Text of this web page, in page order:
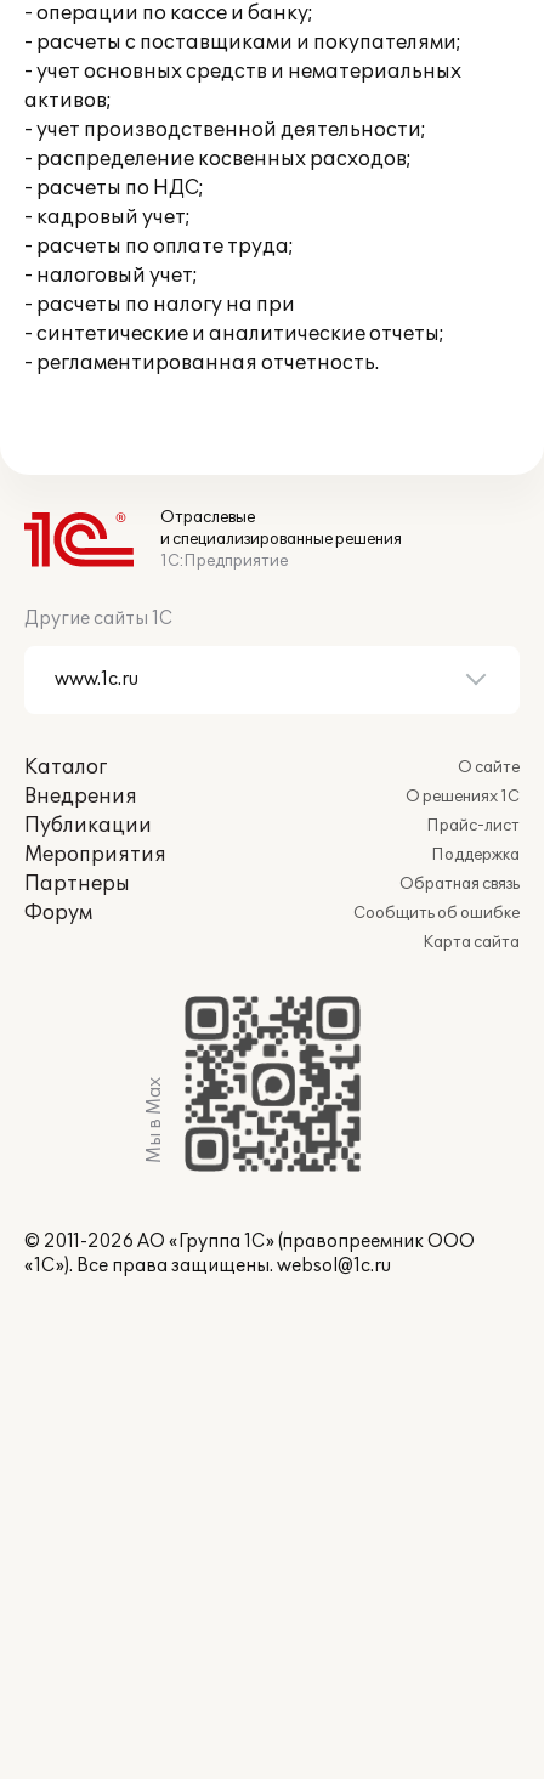
- операции по кассе и банку;
- расчеты с поставщиками и покупателями;
- учет основных средств и нематериальных
активов;
- учет производственной деятельности;
- распределение косвенных расходов;
- расчеты по НДС;
- кадровый учет;
- расчеты по оплате труда;
- налоговый учет;
- расчеты по налогу на при
- синтетические и аналитические отчеты;
- регламентированная отчетность.
Отраслевые
и специализированные решения
1С:Предприятие
Другие сайты 1С
Каталог
Внедрения
Публикации
Мероприятия
Партнеры
Форум
О сайте
О решениях 1С
Прайс-лист
Поддержка
Обратная связь
Сообщить об ошибке
Карта сайта
Мы в Max
© 2011-2026 АО «Группа 1С» (правопреемник ООО
«1С»). Все права защищены. websol@1c.ru